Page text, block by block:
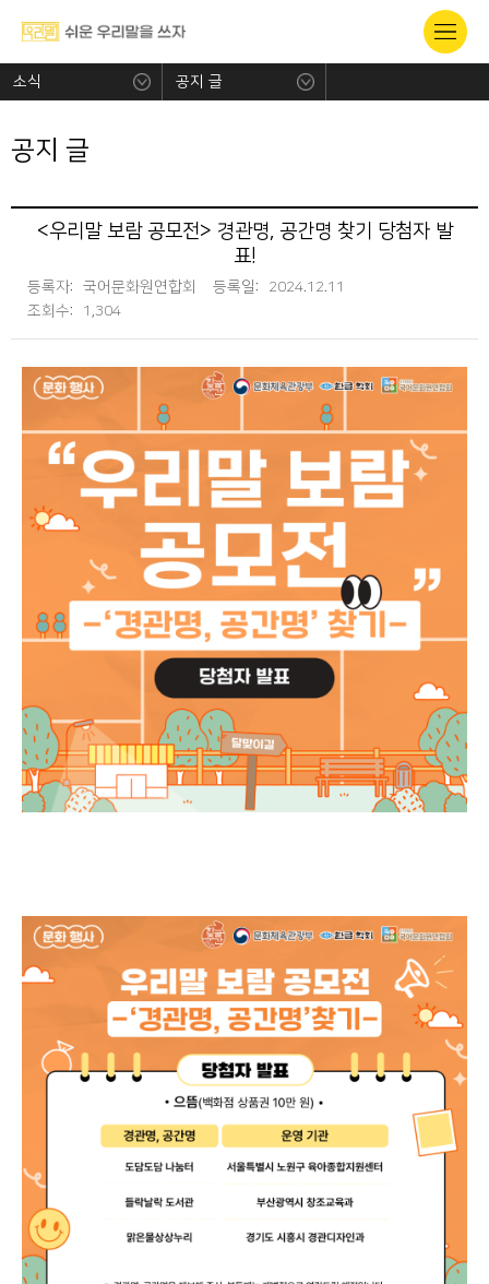
소식 공지 글
공지 글
<우리말 보람 공모전> 경관명, 공간명 찾기 당첨자 발
표!
등록자: 국어문화원연합회 등록일:
2024.12.11
조회수:
1,304